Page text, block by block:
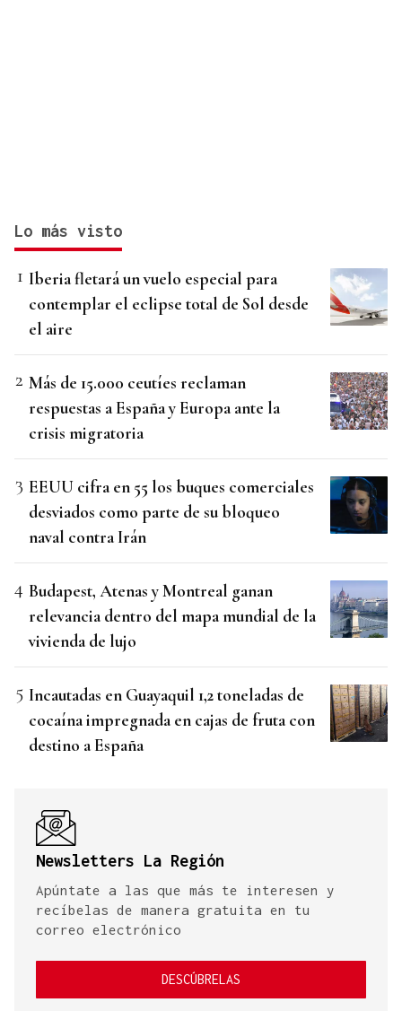
Lo más visto
Iberia fletará un vuelo especial para
contemplar el eclipse total de Sol desde
el aire
Más de 15.000 ceutíes reclaman
respuestas a España y Europa ante la
crisis migratoria
EEUU cifra en 55 los buques comerciales
desviados como parte de su bloqueo
naval contra Irán
Budapest, Atenas y Montreal ganan
relevancia dentro del mapa mundial de la
vivienda de lujo
Incautadas en Guayaquil 1,2 toneladas de
cocaína impregnada en cajas de fruta con
destino a España
Newsletters La Región
Apúntate a las que más te interesen y
recíbelas de manera gratuita en tu
correo electrónico
DESCÚBRELAS